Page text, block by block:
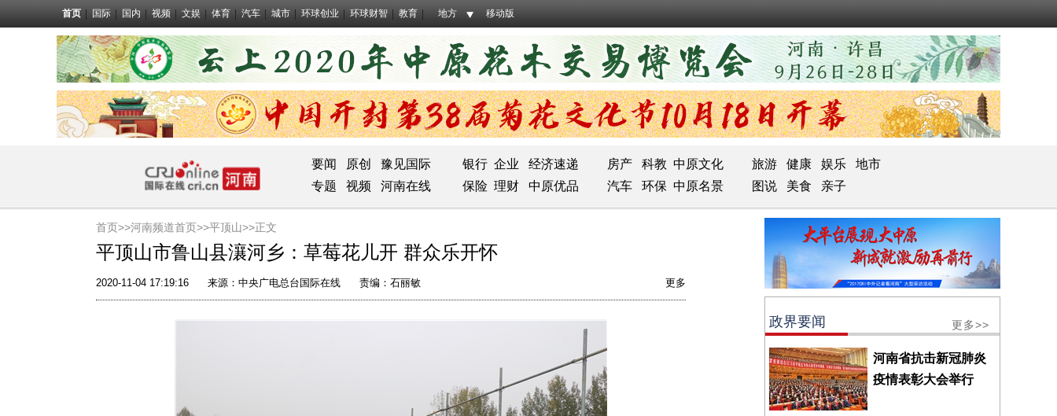
首页 国际 国内 视频 文娱 体育 汽车 城市 环球创业 环球财智 教育 地方 移动版
要闻 原创 豫见国际 银行 企业 经济速递 房产 科教 中原文化 旅游 健康 娱乐
地市
专题
视频 河南在线 保险 理财 中原优品 汽车 环保 中原名景 图说 美食 亲子
首页>>河南频道首页>>平顶山>>正文
平顶山市鲁山县瀼河乡：草莓花儿开 群众乐开怀
2020-11-04 17:19:16 来源： 中央广电总台国际在线 责编：石丽敏 更多
政界要闻 更多>>
河南省抗击新冠肺炎
疫情表彰大会举行